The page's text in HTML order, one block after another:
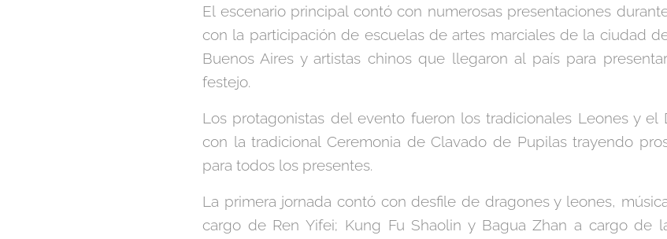
El escenario principal contó con numerosas presentaciones
con la participación de escuelas de artes marciales de la ciudad
Buenos Aires y artistas chinos que llegaron al país para
festejo.
Los protagonistas del evento fueron los tradicionales Leones y el
con la tradicional Ceremonia de Clavado de Pupilas trayendo
para todos los presentes.
La primera jornada contó con desfile de dragones y leones,
cargo de Ren Yifei; Kung Fu Shaolin y Bagua Zhan a cargo de